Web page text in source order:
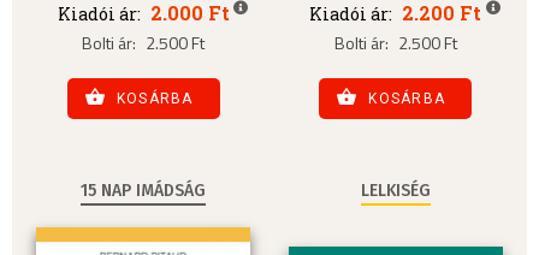
Kiadói ár: 2.000 Ft
Bolti ár: 2.500 Ft
KOSÁRBA
Kiadói ár: 2.200 Ft
Bolti ár: 2.500 Ft
KOSÁRBA
15 NAP IMÁDSÁG LELKISÉG